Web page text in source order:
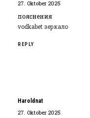
27. Oktober 2025
пояснения
vodkabet зеркало
REPLY
Haroldnat
27. Oktober 2025